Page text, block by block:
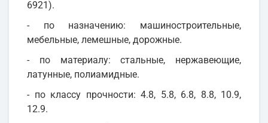
6921).
- по назначению: машиностроительные,
мебельные, лемешные, дорожные.
- по материалу: стальные, нержавеющие,
латунные, полиамидные.
- по классу прочности: 4.8, 5.8, 6.8, 8.8, 10.9,
12.9.